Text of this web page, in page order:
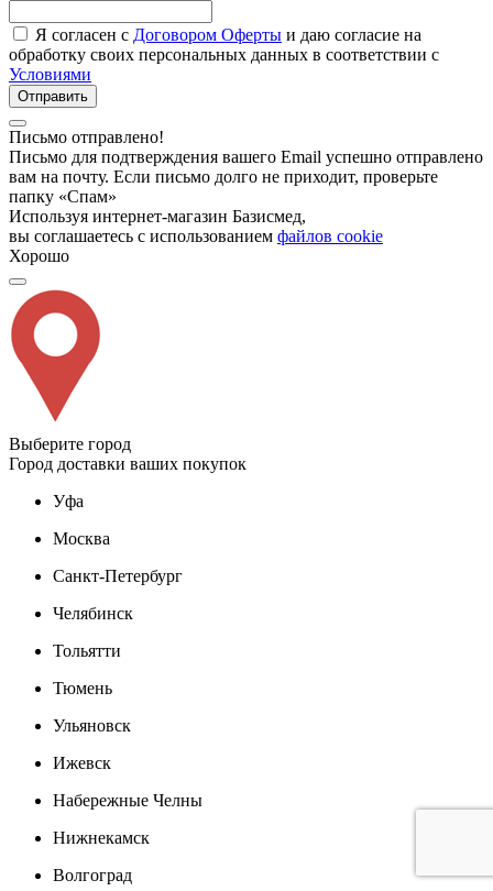
Я согласен с Договором Оферты и даю согласие на
обработку своих персональных данных в соответствии с
Условиями
Отправить
Письмо отправлено!
Письмо для подтверждения вашего Email успешно отправлено
вам на почту. Если письмо долго не приходит, проверьте
папку «Спам»
Используя интернет-магазин Базисмед,
вы соглашаетесь с использованием файлов cookie
Хорошо
Выберите город
Город доставки ваших покупок
Уфа
Москва
Санкт-Петербург
Челябинск
Тольятти
Тюмень
Ульяновск
Ижевск
Набережные Челны
Нижнекамск
Волгоград